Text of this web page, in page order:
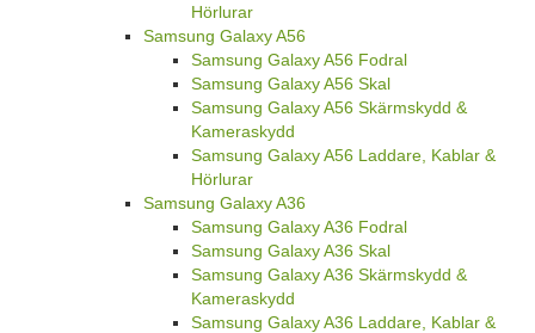
Hörlurar
Samsung Galaxy A56
Samsung Galaxy A56 Fodral
Samsung Galaxy A56 Skal
Samsung Galaxy A56 Skärmskydd &
Kameraskydd
Samsung Galaxy A56 Laddare, Kablar &
Hörlurar
Samsung Galaxy A36
Samsung Galaxy A36 Fodral
Samsung Galaxy A36 Skal
Samsung Galaxy A36 Skärmskydd &
Kameraskydd
Samsung Galaxy A36 Laddare, Kablar &